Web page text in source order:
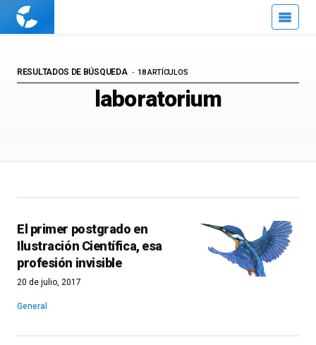
Cuaderno
laboratorium
RESULTADOS DE BÚSQUEDA 18 ARTÍCULOS
El primer postgrado en
Ilustración Científica, esa
profesión invisible
20 de julio, 2017
General